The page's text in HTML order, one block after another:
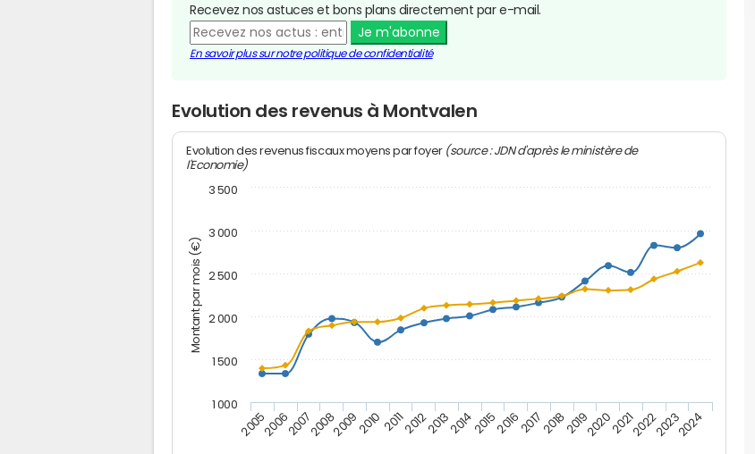
Recevez nos astuces et bons plans directement par e-mail.
Je m'abonne
En savoir plus sur notre politique de confidentialité
Evolution des revenus à Montvalen
Montant par mois (€)
Evolution des revenus fiscaux moyens par foyer (source : JDN d'après le ministère de
l'Economie)
200520062007200820092010 20112012201320142015201620172018201920202021202220232024
1 000
1 500
2 000
2 500
3 000
3 500